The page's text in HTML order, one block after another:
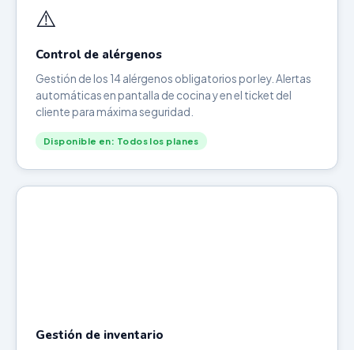
⚠️
Control de alérgenos
Gestión de los 14 alérgenos obligatorios por ley. Alertas
automáticas en pantalla de cocina y en el ticket del
cliente para máxima seguridad.
Disponible en: Todos los planes
Gestión de inventario